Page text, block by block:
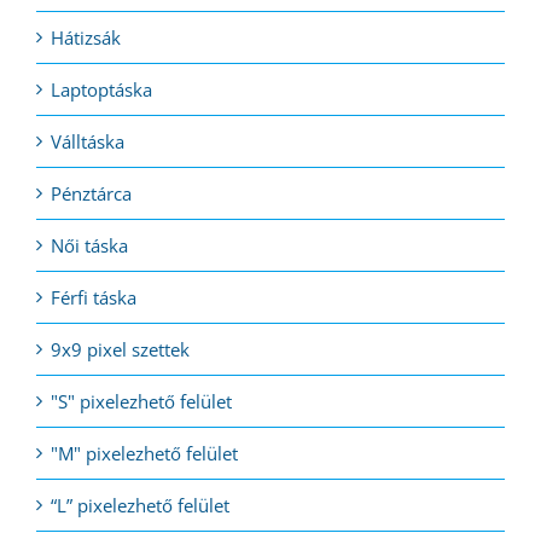
Hátizsák
Laptoptáska
Válltáska
Pénztárca
Női táska
Férfi táska
9x9 pixel szettek
"S" pixelezhető felület
"M" pixelezhető felület
“L” pixelezhető felület